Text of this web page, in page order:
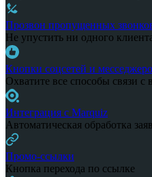
Прозвон пропущенных
Не упустить ни одного
Кнопки соцсетей и
Охватите все способы связи с
Интеграция с Marquiz
Автоматическая обработка
Промо-ссылки
Кнопка перехода по ссылке